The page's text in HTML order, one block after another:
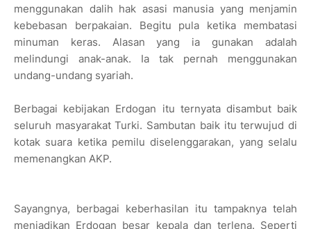
menggunakan dalih hak asasi manusia yang menjamin
kebebasan berpakaian. Begitu pula ketika membatasi
minuman keras. Alasan yang ia gunakan adalah
melindungi anak-anak. Ia tak pernah menggunakan
undang-undang syariah.
Berbagai kebijakan Erdogan itu ternyata disambut baik
seluruh masyarakat Turki. Sambutan baik itu terwujud di
kotak suara ketika pemilu diselenggarakan, yang selalu
memenangkan AKP.
Sayangnya, berbagai keberhasilan itu tampaknya telah
menjadikan Erdogan besar kepala dan terlena. Seperti